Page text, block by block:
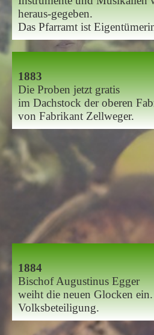
heraus-gegeben.
Das Pfarramt ist
1883
Die Proben jetzt gratis
im Dachstock der oberen
von Fabrikant Zellweger.
1884
Bischof Augustinus Egger
weiht die neuen Glocken ein.
Volksbeteiligung.